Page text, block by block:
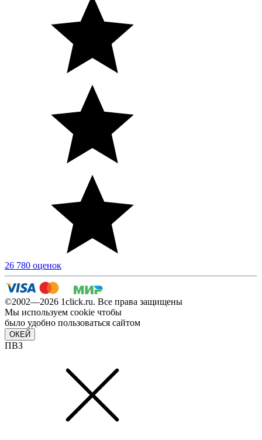
26 780 оценок
©2002—2026 1сlick.ru. Все права защищены
Мы используем cookie чтобы
было удобно пользоваться сайтом
ОКЕЙ
ПВЗ